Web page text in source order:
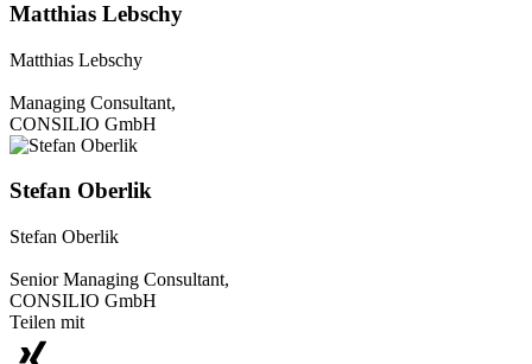
Matthias Lebschy
Matthias Lebschy
Managing Consultant,
CONSILIO GmbH
Stefan Oberlik
Stefan Oberlik
Senior Managing Consultant,
CONSILIO GmbH
Teilen mit